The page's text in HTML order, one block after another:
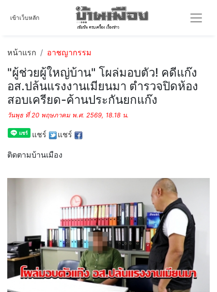
เข้าเว็บหลัก
หน้าแรก อาชญากรรม
"ผู้ช่วยผู้ใหญ่บ้าน" โผล่มอบตัว! คดีแก๊ง
อส.ปล้นแรงงานเมียนมา ตำรวจปิดห้อง
สอบเครียด-ค้านประกันยกแก๊ง
วันพุธ ที่ 20 พฤษภาคม พ.ศ. 2569, 18.18 น.
แชร์ แชร์
ติดตามบ้านเมือง